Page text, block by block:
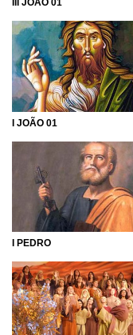
III JOÃO 01
I JOÃO 01
I PEDRO